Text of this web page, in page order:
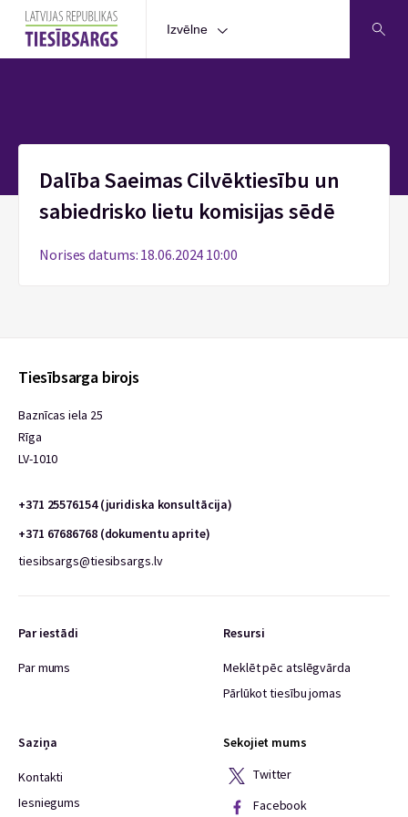
Izvēlne
Dalība Saeimas Cilvēktiesību un
sabiedrisko lietu komisijas sēdē
Norises datums: 18.06.2024 10:00
Tiesībsarga birojs
Baznīcas iela 25
Rīga
LV-1010
+371 25576154 (juridiska konsultācija)
+371 67686768 (dokumentu aprite)
tiesibsargs@tiesibsargs.lv
Par iestādi
Par mums
Resursi
Meklēt pēc atslēgvārda
Pārlūkot tiesību jomas
Saziņa
Kontakti
Iesniegums
Sekojiet mums
Twitter
Facebook